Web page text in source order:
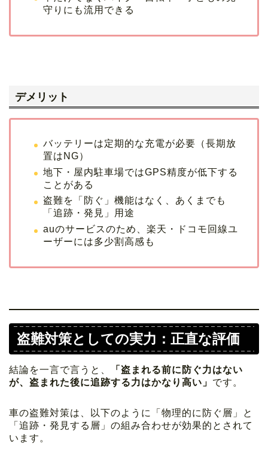
守りにも流用できる
デメリット
バッテリーは定期的な充電が必要（長期放
置はNG）
地下・屋内駐車場ではGPS精度が低下する
ことがある
盗難を「防ぐ」機能はなく、あくまでも
「追跡・発見」用途
auのサービスのため、楽天・ドコモ回線ユ
ーザーには多少割高感も
盗難対策としての実力：正直な評価
結論を一言で言うと、
「盗まれる前に防ぐ力はない
が、盗まれた後に追跡する力はかなり高い」 です。
車の盗難対策は、以下のように「物理的に防ぐ層」と
「追跡・発見する層」の組み合わせが効果的とされて
います。